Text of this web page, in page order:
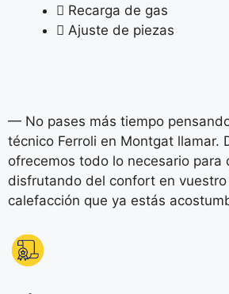
Recarga de gas
Ajuste de piezas
— No pases más tiempo
técnico Ferroli en Montgat llamar.
ofrecemos todo lo necesario para
disfrutando del confort en vuestro
calefacción que ya estás